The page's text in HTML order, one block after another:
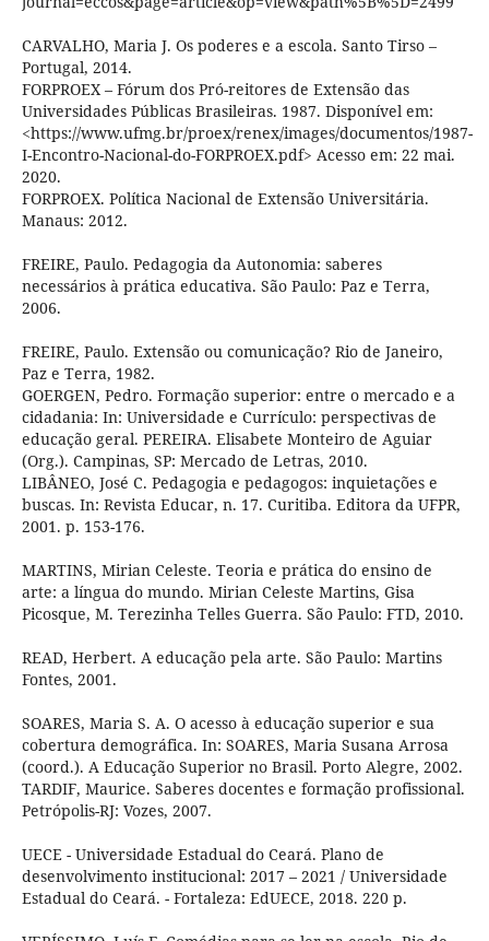
CARVALHO, Maria J. Os poderes e a escola. Santo Tirso –
Portugal, 2014.
FORPROEX – Fórum dos Pró-reitores de Extensão das
Universidades Públicas Brasileiras. 1987. Disponível em:
<https://www.ufmg.br/proex/renex/images/documentos/1987-
I-Encontro-Nacional-do-FORPROEX.pdf> Acesso em: 22 mai.
2020.
FORPROEX. Política Nacional de Extensão Universitária.
Manaus: 2012.
FREIRE, Paulo. Pedagogia da Autonomia: saberes
necessários à prática educativa. São Paulo: Paz e Terra,
2006.
FREIRE, Paulo. Extensão ou comunicação? Rio de Janeiro,
Paz e Terra, 1982.
GOERGEN, Pedro. Formação superior: entre o mercado e a
cidadania: In: Universidade e Currículo: perspectivas de
educação geral. PEREIRA. Elisabete Monteiro de Aguiar
(Org.). Campinas, SP: Mercado de Letras, 2010.
LIBÂNEO, José C. Pedagogia e pedagogos: inquietações e
buscas. In: Revista Educar, n. 17. Curitiba. Editora da UFPR,
2001. p. 153-176.
MARTINS, Mirian Celeste. Teoria e prática do ensino de
arte: a língua do mundo. Mirian Celeste Martins, Gisa
Picosque, M. Terezinha Telles Guerra. São Paulo: FTD, 2010.
READ, Herbert. A educação pela arte. São Paulo: Martins
Fontes, 2001.
SOARES, Maria S. A. O acesso à educação superior e sua
cobertura demográfica. In: SOARES, Maria Susana Arrosa
(coord.). A Educação Superior no Brasil. Porto Alegre, 2002.
TARDIF, Maurice. Saberes docentes e formação profissional.
Petrópolis-RJ: Vozes, 2007.
UECE - Universidade Estadual do Ceará. Plano de
desenvolvimento institucional: 2017 – 2021 / Universidade
Estadual do Ceará. - Fortaleza: EdUECE, 2018. 220 p.